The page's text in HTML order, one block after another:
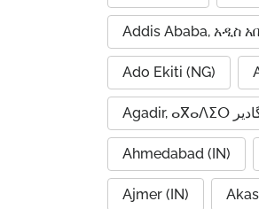
Addis Ababa, አዲስ
Ado Ekiti (NG)
Ahmedabad (IN)
Ajmer (IN)